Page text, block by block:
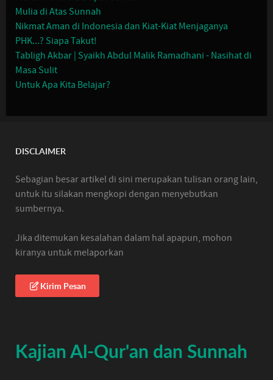
Mulia di Atas Sunnah
Nikmat Aman di Indonesia dan Kiat-Kiat Menjaganya
PHK...? Siapa Takut!
Tabligh Akbar | Syaikh Abdul Malik Ramadhani - Nasihat di
Masa Sulit
Untuk Apa Kita Belajar?
DISCLAIMER
Sebagian besar artikel di sini merupakan tulisan orang lain,
untuk itu silakan mengkopi dengan menyebutkan
sumbernya.
Jika ditemukan kesalahan dalam hal apapun, mohon
kiranya untuk melaporkan
Kirim Pesan
Kajian Al-Qur'an dan Sunnah